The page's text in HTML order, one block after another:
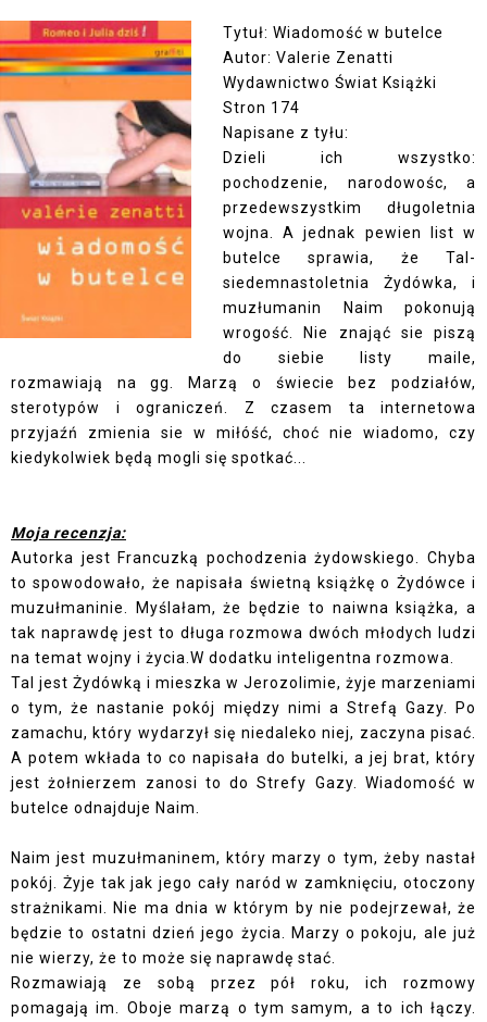
Tytuł: Wiadomość w butelce
Autor: Valerie Zenatti
Wydawnictwo Świat Książki
Stron 174
Napisane z tyłu:
Dzieli ich wszystko:
pochodzenie, narodowośc, a
przedewszystkim długoletnia
wojna. A jednak pewien list w
butelce sprawia, że Tal-
siedemnastoletnia Żydówka, i
muzłumanin Naim pokonują
wrogość. Nie znająć sie piszą
do siebie listy maile,
rozmawiają na gg. Marzą o świecie bez podziałów,
sterotypów i ograniczeń. Z czasem ta internetowa
przyjaźń zmienia sie w miłóść, choć nie wiadomo, czy
kiedykolwiek będą mogli się spotkać...
Moja recenzja:
Autorka jest Francuzką pochodzenia żydowskiego. Chyba
to spowodowało, że napisała świetną książkę o Żydówce i
muzułmaninie. Myślałam, że będzie to naiwna książka, a
tak naprawdę jest to długa rozmowa dwóch młodych ludzi
na temat wojny i życia.W dodatku inteligentna rozmowa.
Tal jest Żydówką i mieszka w Jerozolimie, żyje marzeniami
o tym, że nastanie pokój między nimi a Strefą Gazy. Po
zamachu, który wydarzył się niedaleko niej, zaczyna pisać.
A potem wkłada to co napisała do butelki, a jej brat, który
jest żołnierzem zanosi to do Strefy Gazy. Wiadomość w
butelce odnajduje Naim.
Naim jest muzułmaninem, który marzy o tym, żeby nastał
pokój. Żyje tak jak jego cały naród w zamknięciu, otoczony
strażnikami. Nie ma dnia w którym by nie podejrzewał, że
będzie to ostatni dzień jego życia. Marzy o pokoju, ale już
nie wierzy, że to może się naprawdę stać.
Rozmawiają ze sobą przez pół roku, ich rozmowy
pomagają im. Oboje marzą o tym samym, a to ich łączy.